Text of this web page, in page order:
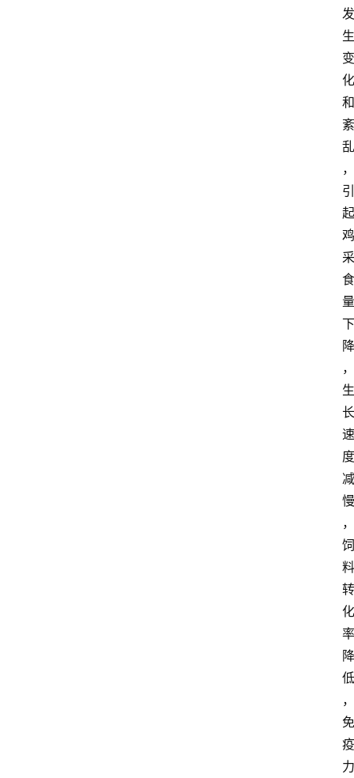
发
生
变
化
和
紊
乱
，
引
起
鸡
采
食
量
下
降
，
生
长
速
度
减
慢
，
饲
料
转
化
率
降
低
，
免
疫
力